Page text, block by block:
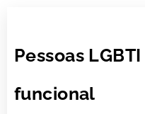
Pessoas
funcional